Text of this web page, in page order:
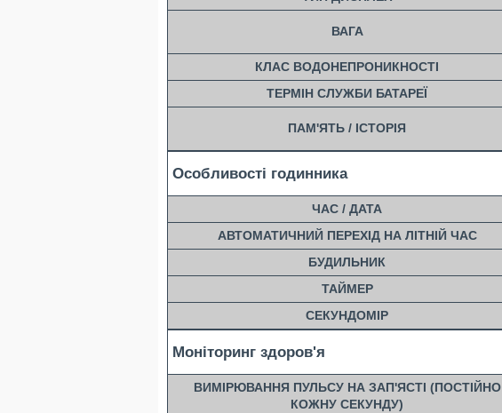
ВАГА
КЛАС ВОДОНЕПРОНИКНОСТІ
ТЕРМІН СЛУЖБИ БАТАРЕЇ
ПАМ'ЯТЬ / ІСТОРІЯ
Особливості годинника
ЧАС / ДАТА
АВТОМАТИЧНИЙ ПЕРЕХІД НА ЛІТНІЙ ЧАС
БУДИЛЬНИК
ТАЙМЕР
СЕКУНДОМІР
Моніторинг здоров'я
ВИМІРЮВАННЯ ПУЛЬСУ НА ЗАП'ЯСТІ (ПОСТІЙНО
КОЖНУ СЕКУНДУ)